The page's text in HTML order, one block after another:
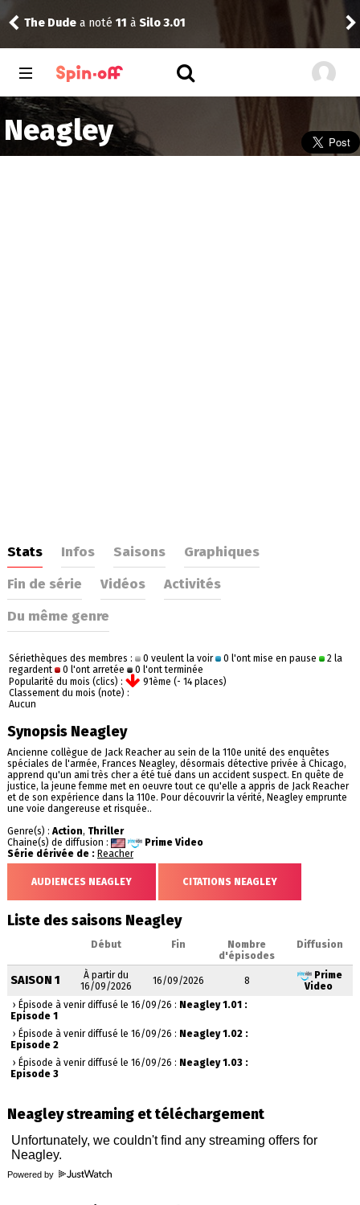
Silo 3.01 Parks and
Neagley
Stats Infos Saisons
Graphiques
Fin de série
Vidéos
Activités
Du même genre
Sériethèques des membres : 0 veulent la voir 0 l'ont mise en pause
2 la
regardent
0 l'ont arretée
0 l'ont terminée
Popularité du mois (clics) :
91ème (- 14 places)
Classement du mois (note) :
Aucun
Synopsis Neagley
Ancienne collègue de Jack Reacher au sein de la 110e unité des enquêtes
spéciales de l'armée, Frances Neagley, désormais détective privée à Chicago,
apprend qu'un ami très cher a été tué dans un accident suspect. En quête de
justice, la jeune femme met en oeuvre tout ce qu'elle a appris de Jack Reacher
et de son expérience dans la 110e. Pour découvrir la vérité, Neagley emprunte
une voie dangereuse et risquée..
Genre(s) :Action, Thriller
Chaine(s) de diffusion :
Prime Video
Série dérivée de : Reacher
AUDIENCES NEAGLEY CITATIONS NEAGLEY
Liste des saisons Neagley
Début Fin
Nombre
d'épisodes
Diffusion
SAISON 1
À partir du
16/09/2026
16/09/2026 8
Prime
Video
› Épisode à venir diffusé le 16/09/26 : Neagley 1.01 :
Episode 1
› Épisode à venir diffusé le 16/09/26 : Neagley 1.02 :
Episode 2
› Épisode à venir diffusé le 16/09/26 : Neagley 1.03 :
Episode 3
Neagley streaming et téléchargement
Powered by